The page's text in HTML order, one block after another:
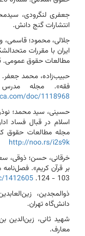
انتشارات گنج دانش.
ایران با مقررات
مطالعات حقوق عمومی. ‌‌45(3). 381 - 404.
فقه». مجله مدرس علوم
doc/1118968
اسلام در قبال فساد
مجله مطالعات حقوق
http://noo.rs/i2s9k
103 - 124.
1412605
دانش‌گاه تهران.
معارف.